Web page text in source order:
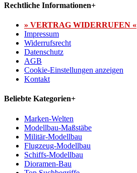
Rechtliche Informationen+
» VERTRAG WIDERRUFEN «
Impressum
Widerrufsrecht
Datenschutz
AGB
Cookie-Einstellungen anzeigen
Kontakt
Beliebte Kategorien+
Marken-Welten
Modellbau-Maßstäbe
Militär-Modellbau
Flugzeug-Modellbau
Schiffs-Modellbau
Dioramen-Bau